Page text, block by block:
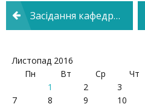
Навігація
записів
Засідання кафедри психології і педагогіки
Листопад 2016
Пн
Вт Ср Чт
1 2 3
7
8 9 10